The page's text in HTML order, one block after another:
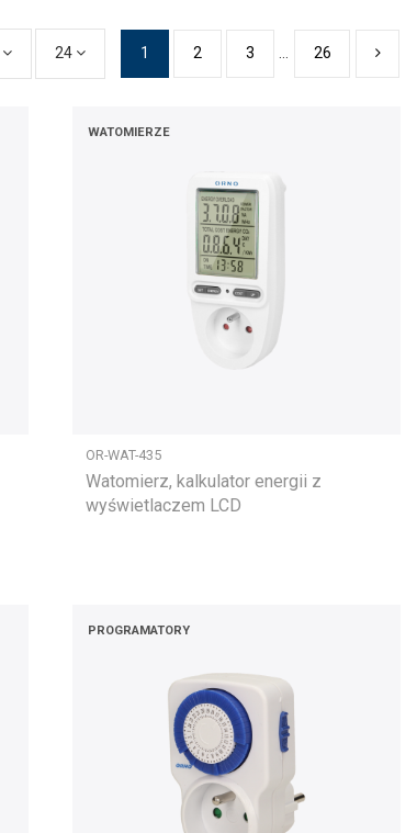
24 1 2 3 … 26
WATOMIERZE
OR-WAT-435
Watomierz, kalkulator energii z
wyświetlaczem LCD
PROGRAMATORY